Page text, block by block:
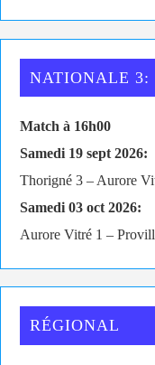
NATIONALE 3:
Match à 16h00
Samedi 19 sept 2026:
Thorigné 3 – Aurore
Samedi 03 oct 2026:
Aurore Vitré 1 –
RÉGIONAL